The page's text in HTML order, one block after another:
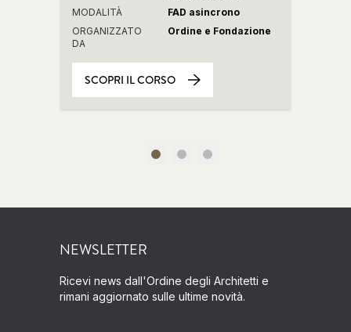
MODALITÀ
FAD asincrono
ORGANIZZATO
DA
Ordine e Fondazione
SCOPRI IL CORSO
NEWSLETTER
Ricevi news dall'Ordine degli Architetti e
rimani aggiornato sulle ultime novità.